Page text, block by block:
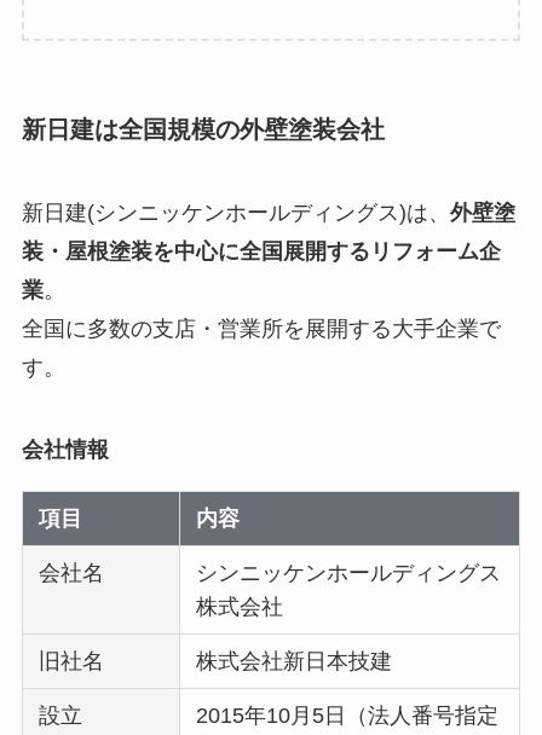
新日建は全国規模の外壁塗装会社
新日建(シンニッケンホールディングス)は、 外壁塗
装・屋根塗装を中心に全国展開するリフォーム企
業。
全国に多数の支店・営業所を展開する大手企業で
す。
会社情報
項目 内容
会社名
シンニッケンホールディングス
株式会社
旧社名 株式会社新日本技建
設立
2015年10月5日（法人番号指定